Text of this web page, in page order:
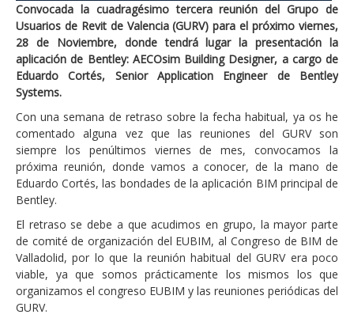
Convocada la cuadragésimo tercera reunión del Grupo de
Usuarios de Revit de Valencia (GURV) para el próximo viernes,
28 de Noviembre, donde tendrá lugar la presentación la
aplicación de Bentley: AECOsim Building Designer, a cargo de
Eduardo Cortés, Senior Application Engineer de Bentley
Systems.
Con una semana de retraso sobre la fecha habitual, ya os he
comentado alguna vez que las reuniones del GURV son
siempre los penúltimos viernes de mes, convocamos la
próxima reunión, donde vamos a conocer, de la mano de
Eduardo Cortés, las bondades de la aplicación BIM principal de
Bentley.
El retraso se debe a que acudimos en grupo, la mayor parte
de comité de organización del EUBIM, al Congreso de BIM de
Valladolid, por lo que la reunión habitual del GURV era poco
viable, ya que somos prácticamente los mismos los que
organizamos el congreso EUBIM y las reuniones periódicas del
GURV.